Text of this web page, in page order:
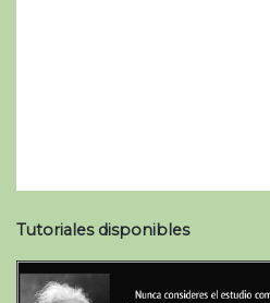
Tutoriales disponibles